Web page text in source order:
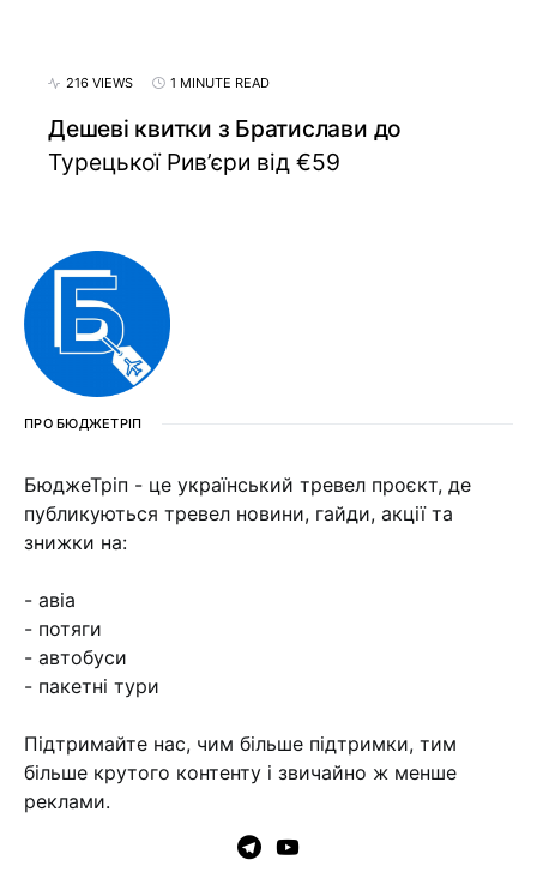
216 VIEWS 1 MINUTE READ
Дешеві квитки з Братислави до
Турецької Рив’єри від €59
ПРО БЮДЖЕТРІП
БюджеТріп - це український тревел проєкт, де
публикуються тревел новини, гайди, акції та
знижки на:
- авіа
- потяги
- автобуси
- пакетні тури
Підтримайте нас, чим більше підтримки, тим
більше крутого контенту і звичайно ж менше
реклами.